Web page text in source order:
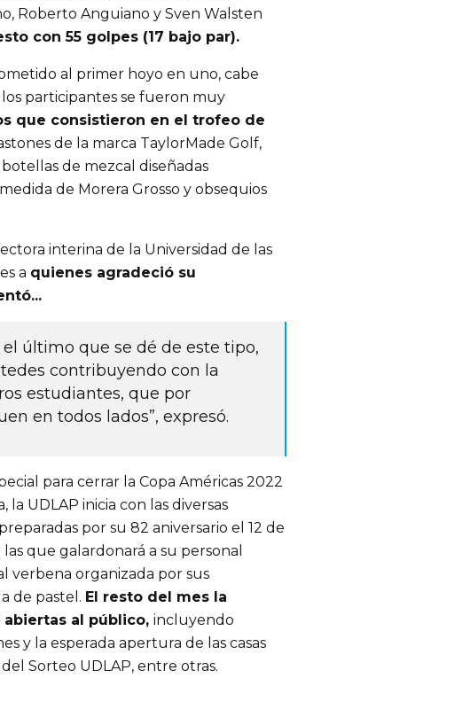
Roberto Anguiano y Sven Walsten
con 55 golpes (17 bajo par).
al primer hoyo en uno, cabe
participantes se fueron muy
que consistieron en el trofeo de
de la marca TaylorMade Golf,
de mezcal diseñadas
de Morera Grosso y obsequios
interina de la Universidad de las
a quienes agradeció su
el último que se dé de este tipo,
contribuyendo con la
estudiantes, que por
en todos lados”, expresó.
para cerrar la Copa Américas 2022
la UDLAP inicia con las diversas
por su 82 aniversario el 12 de
que galardonará a su personal
verbena organizada por sus
de pastel. El resto del mes la
al público, incluyendo
y la esperada apertura de las casas
Sorteo UDLAP, entre otras.